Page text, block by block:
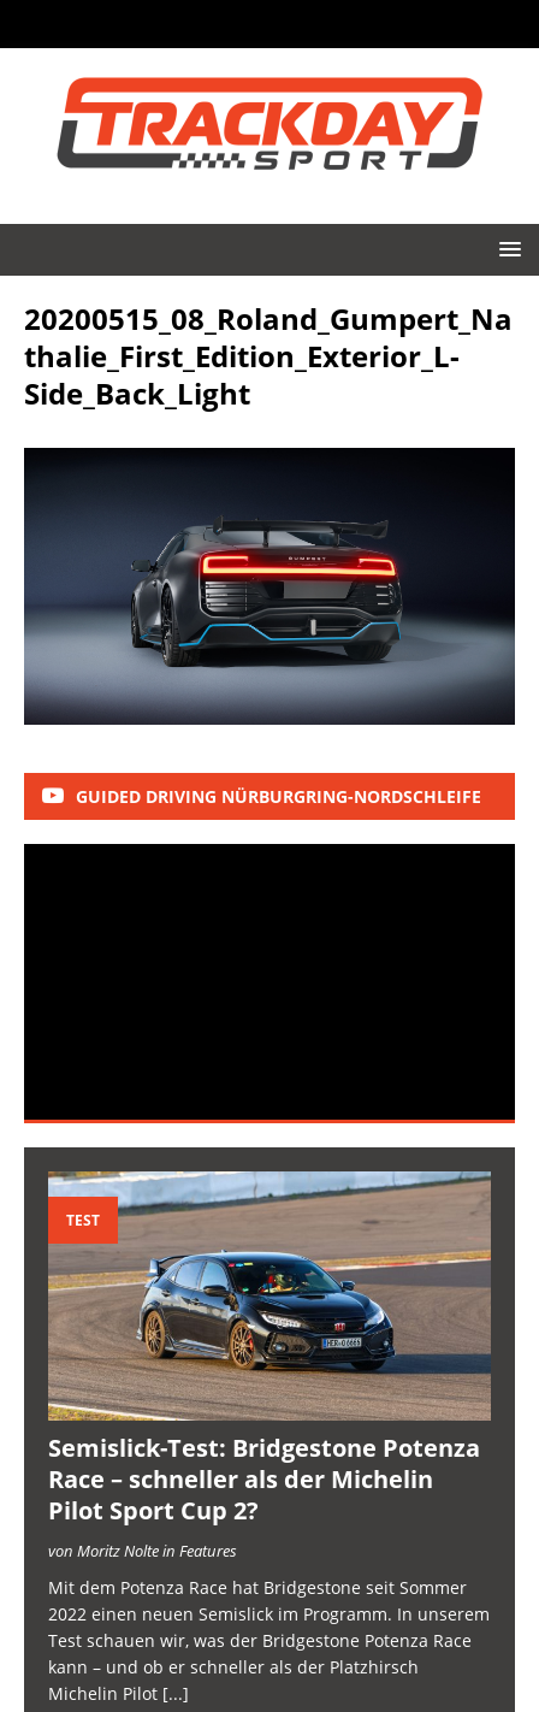
20200515_08_Roland_Gumpert_Na
thalie_First_Edition_Exterior_L-
Side_Back_Light
GUIDED DRIVING NÜRBURGRING-NORDSCHLEIFE
TEST
Semislick-Test: Bridgestone Potenza
Race – schneller als der Michelin
Pilot Sport Cup 2?
von Moritz Nolte in Features
Mit dem Potenza Race hat Bridgestone seit Sommer
2022 einen neuen Semislick im Programm. In unserem
Test schauen wir, was der Bridgestone Potenza Race
kann – und ob er schneller als der Platzhirsch
Michelin Pilot [...]